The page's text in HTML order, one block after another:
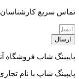
تماس سریع کارشناسان
ارسال
پایپینگ شاپ فروشگاه
پایپینگ شاپ با نام